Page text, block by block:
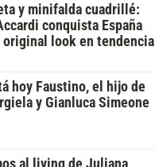
y minifalda cuadrillé:
conquista España
original look en tendencia
hoy Faustino, el hijo de
y Gianluca Simeone
al living de Juliana